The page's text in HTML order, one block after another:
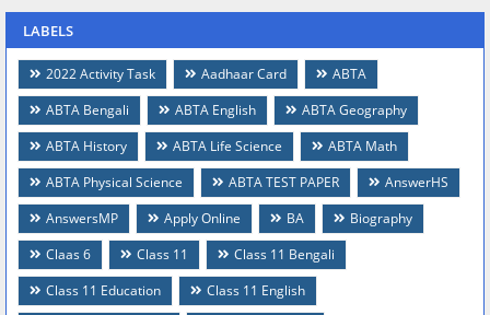
LABELS
2022 Activity Task Aadhaar Card
ABTA
ABTA Bengali
ABTA English
ABTA Geography
ABTA History
ABTA Life Science
ABTA Math
ABTA Physical Science
ABTA TEST PAPER
AnswerHS
AnswersMP
Apply Online BA
Biography
Claas 6
Class 11
Class 11 Bengali
Class 11 Education
Class 11 English